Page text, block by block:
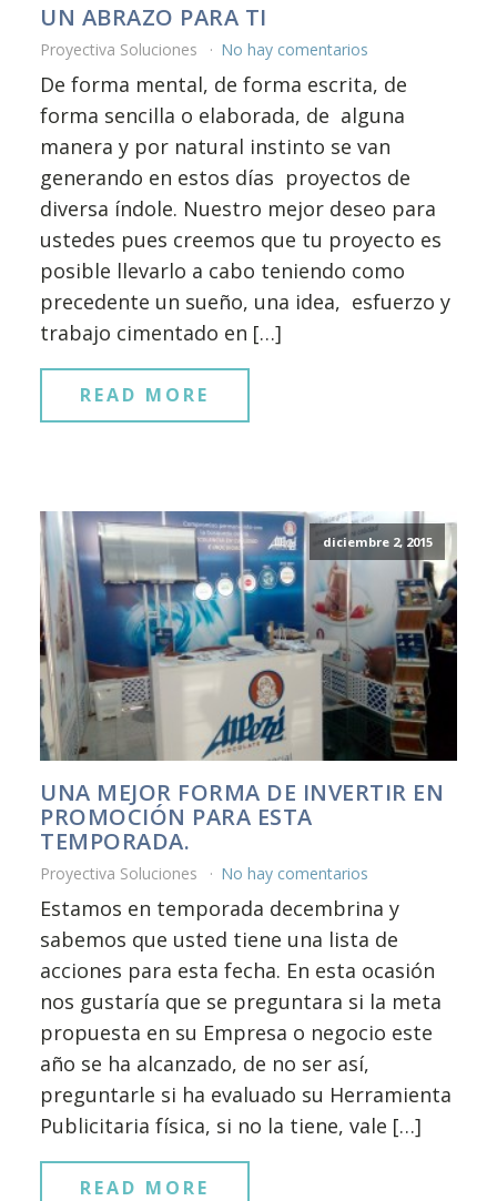
UN ABRAZO PARA TI
Proyectiva Soluciones No hay comentarios
De forma mental, de forma escrita, de
forma sencilla o elaborada, de alguna
manera y por natural instinto se van
generando en estos días proyectos de
diversa índole. Nuestro mejor deseo para
ustedes pues creemos que tu proyecto es
posible llevarlo a cabo teniendo como
precedente un sueño, una idea, esfuerzo y
trabajo cimentado en […]
READ MORE
diciembre 2, 2015
UNA MEJOR FORMA DE INVERTIR EN
PROMOCIÓN PARA ESTA
TEMPORADA.
Proyectiva Soluciones No hay comentarios
Estamos en temporada decembrina y
sabemos que usted tiene una lista de
acciones para esta fecha. En esta ocasión
nos gustaría que se preguntara si la meta
propuesta en su Empresa o negocio este
año se ha alcanzado, de no ser así,
preguntarle si ha evaluado su Herramienta
Publicitaria física, si no la tiene, vale […]
READ MORE